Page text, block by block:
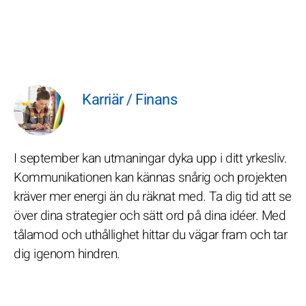
Karriär / Finans
I september kan utmaningar dyka upp i ditt yrkesliv.
Kommunikationen kan kännas snårig och projekten
kräver mer energi än du räknat med. Ta dig tid att se
över dina strategier och sätt ord på dina idéer. Med
tålamod och uthållighet hittar du vägar fram och tar
dig igenom hindren.